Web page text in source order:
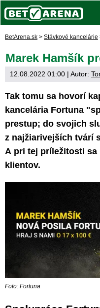
BetArena.sk > Stávkové kancelárie
Marek Hamšík
12.08.2022 01:00 | Autor:
Tak tomu sa hovorí
kancelária Fortuna
prestup; do svojich
z najžiarivejších tvárí
A pri tej príležitosti
klientov.
Foto: Fortuna